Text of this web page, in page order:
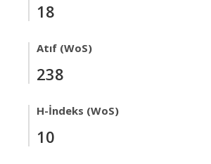
18
Atıf (WoS)
238
H-İndeks (WoS)
10